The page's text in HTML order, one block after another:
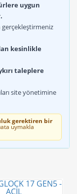
uygun
gerçekleştirmeniz
kesinlikle
taleplere
site yönetimine
gerektiren bir
uymakla